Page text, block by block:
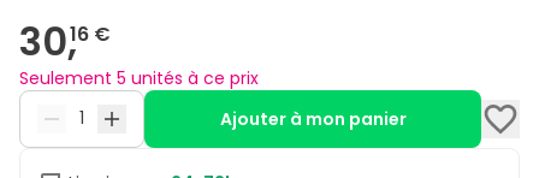
30,16 €
Seulement 5 unités à ce prix
Ajouter à mon panier